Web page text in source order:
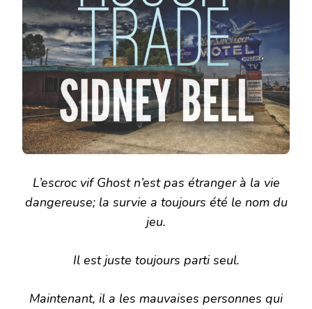
L’escroc vif Ghost n’est pas étranger à la vie
dangereuse; la survie a toujours été le nom du
jeu.
Il est juste toujours parti seul.
Maintenant, il a les mauvaises personnes qui